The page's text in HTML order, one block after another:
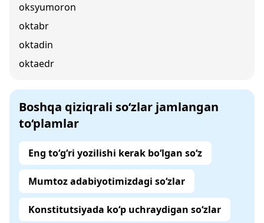
oksyumoron
oktabr
oktadin
oktaedr
Boshqa qiziqrali so‘zlar jamlangan
to‘plamlar
Eng to‘g‘ri yozilishi kerak bo‘lgan so‘z
Mumtoz adabiyotimizdagi so‘zlar
Konstitutsiyada ko‘p uchraydigan so‘zlar